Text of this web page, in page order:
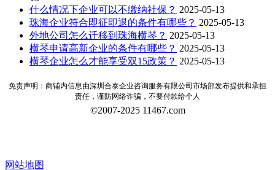
什么情况下企业可以不缴纳社保？ 2025-05-13
珠海企业符合即征即退的条件有哪些？ 2025-05-13
外地公司怎么迁移到珠海横琴？ 2025-05-13
横琴申请高新企业的条件有哪些？ 2025-05-13
横琴企业怎么才能享受双15政策？ 2025-05-13
免责声明：商铺内信息由深圳合泰企业咨询服务有限公司市场部发布提供和承担
责任，谨防网络诈骗，不要付款给个人
©2007-2025 11467.com
网站地图